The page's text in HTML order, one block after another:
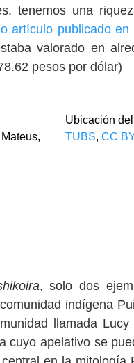
tenemos una
artículo publicado en
valorado en
pesos por dólar)
Ubicación
TUBS,CC
, solo dos
indígena
llamada
apelativo se